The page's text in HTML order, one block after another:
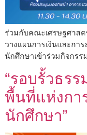
ร่วมกับคณะเศรษฐศาส
วางแผนการเงินและกา
นักศึกษาเข้าร่วมกิจกรรม
“รอบรั้วธร
พื้นที่แห่งกา
นักศึกษา”